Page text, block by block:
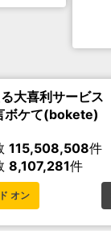
大喜利サービス
ボケて(bokete)
115,508,508件
8,107,281件
オン